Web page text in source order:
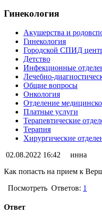
Гинекология
Акушерства и
Гинекология
Городской СПИД
Детство
Инфекционные
Лечебно-
Общие вопросы
Онкология
Отделение
Платные услуги
Терапевтические
Терапия
Хирургические
02.08.2022 16:42
инна
Как попасть на прием к
Посмотреть Ответов: 1
Ответ